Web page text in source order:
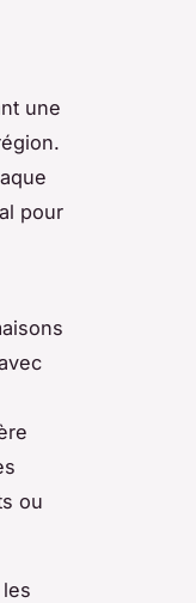
une
pour
ou